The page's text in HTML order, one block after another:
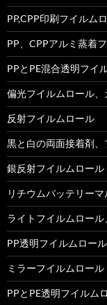
PP,CPP印刷フイルム
PP、CPPアルミ蒸着
PPとPE混合透明フイ
偏光フイルムロール、
反射フイルムロール
黒と白の両面接着剤
銀反射フイルムロール
リチウムバッテリー
ライトフイルムロー
PP透明フイルムロール
ミラーフイルムロール
PPとPE透明フイルム